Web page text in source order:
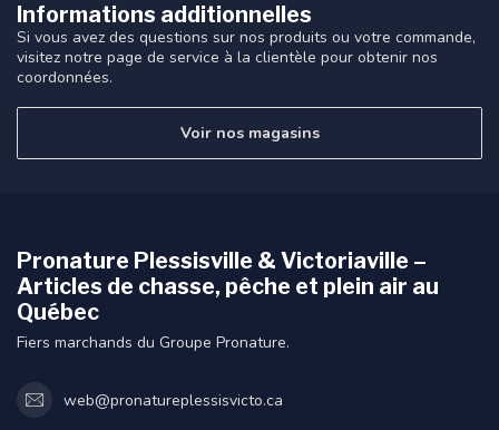
Informations additionnelles
Si vous avez des questions sur nos produits ou votre commande,
visitez notre page de service à la clientèle pour obtenir nos
coordonnées.
Voir nos magasins
Pronature Plessisville & Victoriaville –
Articles de chasse, pêche et plein air au
Québec
Fiers marchands du Groupe Pronature.
web@pronatureplessisvicto.ca